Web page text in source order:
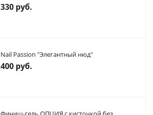
330 руб.
Nail Passion "Элегантный нюд"
400 руб.